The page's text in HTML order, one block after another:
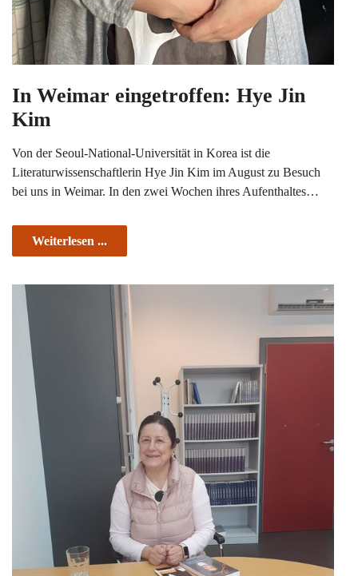
In Weimar eingetroffen: Hye Jin
Kim
Von der Seoul-National-Universität in Korea ist die
Literaturwissenschaftlerin Hye Jin Kim im August zu Besuch
bei uns in Weimar. In den zwei Wochen ihres Aufenthaltes…
Weiterlesen ...